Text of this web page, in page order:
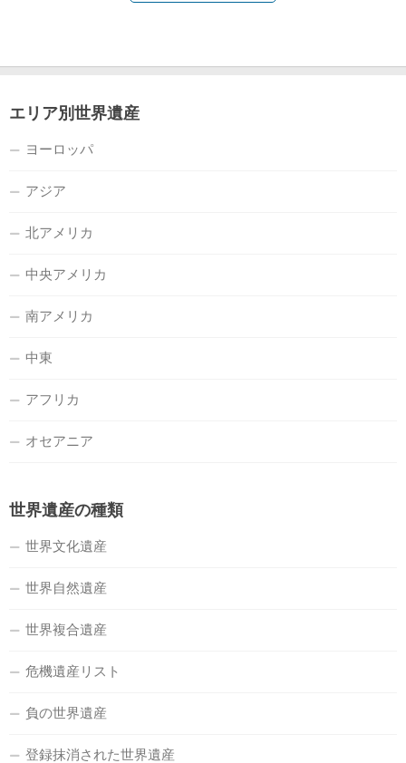
エリア別世界遺産
ヨーロッパ
アジア
北アメリカ
中央アメリカ
南アメリカ
中東
アフリカ
オセアニア
世界遺産の種類
世界文化遺産
世界自然遺産
世界複合遺産
危機遺産リスト
負の世界遺産
登録抹消された世界遺産